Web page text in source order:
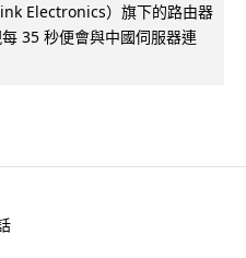
Electronics）旗下的路由器
35 秒便會與中國伺服器連